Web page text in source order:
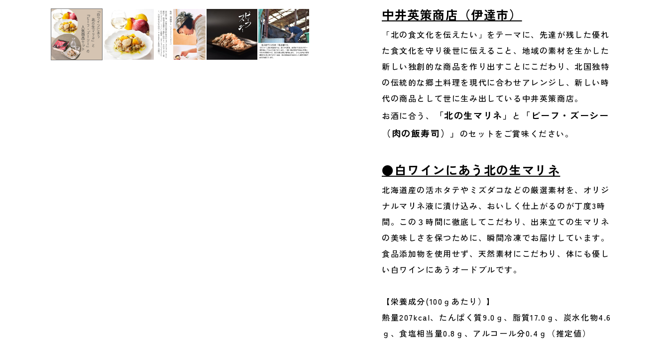
中井英策商店（伊達市）
「北の食文化を伝えたい」をテーマに、先達が残した優れ
た食文化を守り後世に伝えること、地域の素材を生かした
新しい独創的な商品を作り出すことにこだわり、北国独特
の伝統的な郷土料理を現代に合わせアレンジし、新しい時
代の商品として世に生み出している中井英策商店。
お酒に合う、
「北の生マリネ」 と
「ビーフ・ズーシー
（肉の飯寿司）」 のセットをご賞味ください。
●白ワインにあう北の生マリネ
北海道産の活ホタテやミズダコなどの厳選素材を、オリジ
ナルマリネ液に漬け込み、おいしく仕上がるのが丁度3時
間。この３時間に徹底してこだわり、出来立ての生マリネ
の美味しさを保つために、瞬間冷凍でお届けしています。
食品添加物を使用せず、天然素材にこだわり、体にも優し
い白ワインにあうオードブルです。
【栄養成分(100ｇあたり）】
熱量207kcal、たんぱく質9.0ｇ、脂質17.0ｇ、炭水化物4.6
ｇ、食塩相当量0.8ｇ、アルコール分0.4ｇ（推定値）